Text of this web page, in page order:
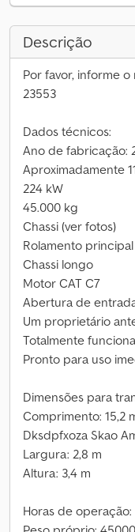
Descrição
Por favor, informe
23553
Dados técnicos:
Ano de fabricação:
Aproximadamente
224 kW
45.000 kg
Chassi (ver fotos)
Rolamento
Chassi longo
Motor CAT C7
Abertura de
Um proprietário
Totalmente
Pronto para uso
Dimensões para
Comprimento: 15,2
Dksdpfxoza Skao
Largura: 2,8 m
Altura: 3,4 m
Horas de operação: